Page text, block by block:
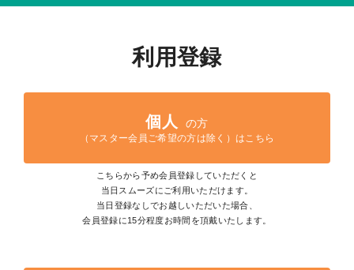
利用登録
個人 の方
（マスター会員ご希望の方は除く） はこちら
こちらから予め会員登録していただくと
当日スムーズにご利用いただけます。
当日登録なしでお越しいただいた場合、
会員登録に15分程度お時間を頂戴いたします。